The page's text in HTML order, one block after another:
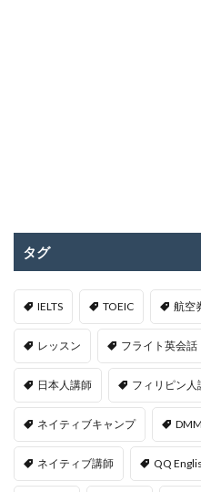
タグ
IELTS TOEIC 航空
レッスン フライト英会話
日本人講師 フィリピン人
ネイティブキャンプ
ネイティブ講師 QQ